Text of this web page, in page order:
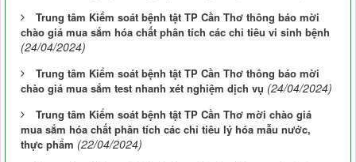
Trung tâm Kiểm soát bệnh tật TP Cần Thơ thông báo mời
chào giá mua sắm hóa chất phân tích các chỉ tiêu vi sinh bệnh
(24/04/2024)
Trung tâm Kiểm soát bệnh tật TP Cần Thơ thông báo mời
chào giá mua sắm test nhanh xét nghiệm dịch vụ (24/04/2024)
Trung tâm Kiểm soát bệnh tật TP Cần Thơ mời chào giá
mua sắm hóa chất phân tích các chỉ tiêu lý hóa mẫu nước,
thực phẩm (22/04/2024)